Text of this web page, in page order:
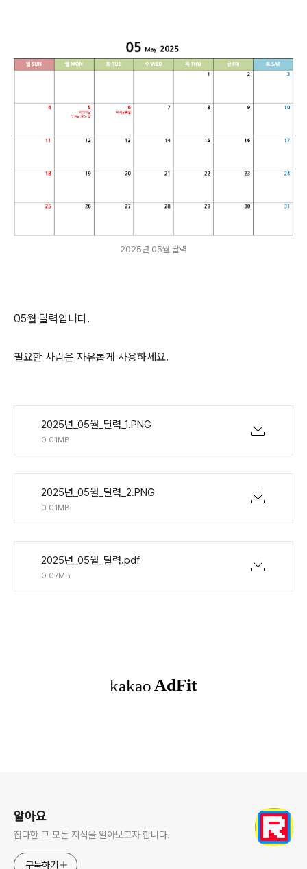
2025년 05월 달력
05월 달력입니다.
필요한 사람은 자유롭게 사용하세요.
2025년_05월_달력_1.PNG
0.01MB
2025년_05월_달력_2.PNG
0.01MB
2025년_05월_달력.pdf
0.07MB
알아요
잡다한 그 모든 지식을 알아보고자 합니다.
구독하기